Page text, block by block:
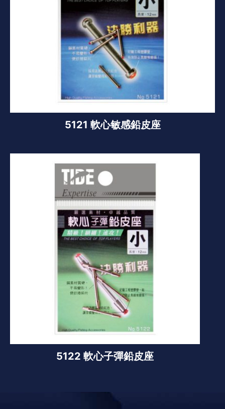
5121 軟心敏感鉛皮座
5122 軟心子彈鉛皮座